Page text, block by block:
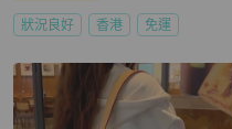
狀況良好 香港 免運